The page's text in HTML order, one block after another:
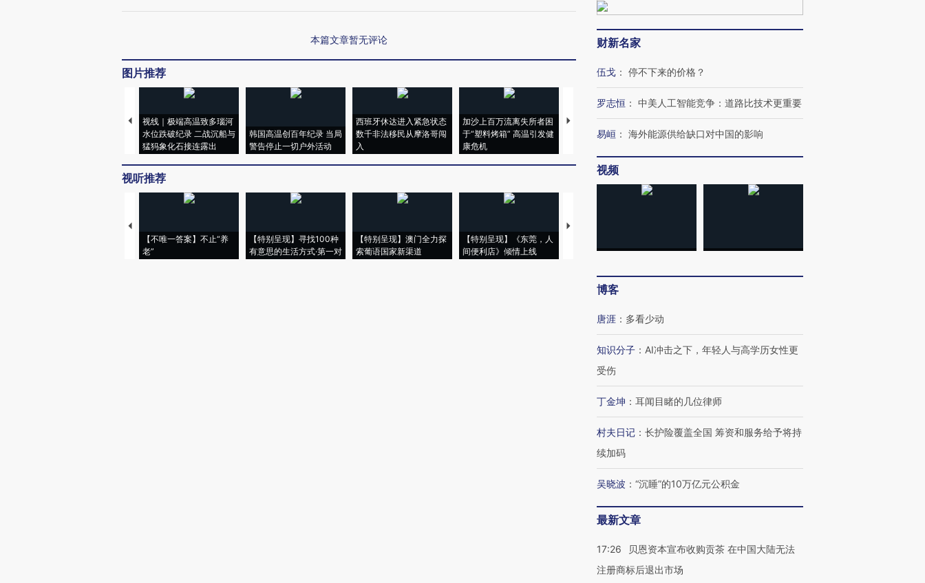
本篇文章暂无评论
图片推荐
视线｜极端高温致多瑙河
水位跌破纪录 二战沉船与
猛犸象化石接连露出
韩国高温创百年纪录 当局
警告停止一切户外活动
西班牙休达进入紧急状态
数千非法移民从摩洛哥闯
入
加沙上百万流离失所者困
于“塑料烤箱” 高温引发健
康危机
视线｜HYROX的吸金
术：是什么让中产们甘
马航飞行员跨国走私7万
粒摇头丸 尿检体内含3种
视线｜被称为“蟑螂”的印
视听推荐
【不唯一答案】不止“养
老”
【特别呈现】寻找100种
有意思的生活方式·第一对
【特别呈现】澳门全力探
索葡语国家新渠道
【特别呈现】《东莞，人
间便利店》倾情上线
【推广】走进第四届链博
有意思的生活方式·第三对
住三大增长引擎是什么？
财新名家
伍戈 ： 停不下来的价格？
罗志恒 ： 中美人工智能竞争：道路比技术更重要
易峘 ： 海外能源供给缺口对中国的影响
视频
博客
唐涯 ： 多看少动
知识分子 ： AI冲击之下，年轻人与高学历女性更
受伤
丁金坤 ： 耳闻目睹的几位律师
村夫日记 ： 长护险覆盖全国 筹资和服务给予将持
续加码
吴晓波 ： “沉睡”的10万亿元公积金
最新文章
17:26
贝恩资本宣布收购贡茶 在中国大陆无法
注册商标后退出市场